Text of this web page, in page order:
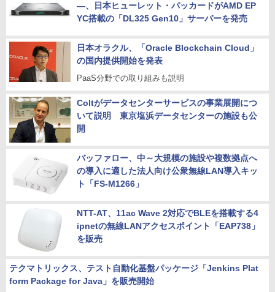
―、日本ヒューレット・パッカードがAMD EP
YC搭載の「DL325 Gen10」サーバーを発売
日本オラクル、「Oracle Blockchain Cloud」
の国内提供開始を発表
PaaS分野での取り組みも説明
Coltがデータセンターサービスの事業展開につ
いて説明 東京塩浜データセンターの施設も公
開
バッファロー、中～大規模の施設や複数拠点へ
の導入に適した法人向け公衆無線LAN導入キッ
ト「FS-M1266」
NTT-AT、11ac Wave 2対応でBLEを搭載する4
ipnetの無線LANアクセスポイント「EAP738」
を販売
テクマトリックス、テスト自動化基盤パッケージ「Jenkins Plat
form Package for Java」を販売開始